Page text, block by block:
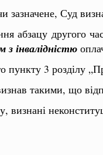
зазначене, Суд
абзацу другого
з інвалідністю
пункту 3 розділу
такими, що
визнані